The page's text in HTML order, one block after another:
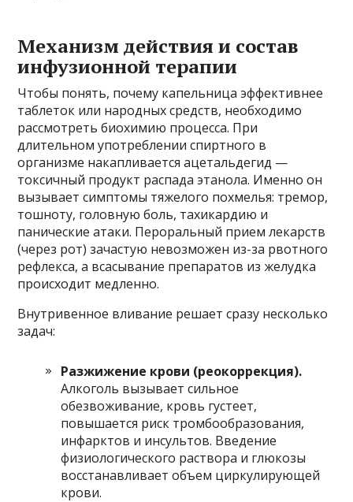
Механизм действия и состав
инфузионной терапии
Чтобы понять, почему капельница эффективнее
таблеток или народных средств, необходимо
рассмотреть биохимию процесса. При
длительном употреблении спиртного в
организме накапливается ацетальдегид —
токсичный продукт распада этанола. Именно он
вызывает симптомы тяжелого похмелья: тремор,
тошноту, головную боль, тахикардию и
панические атаки. Пероральный прием лекарств
(через рот) зачастую невозможен из-за рвотного
рефлекса, а всасывание препаратов из желудка
происходит медленно.
Внутривенное вливание решает сразу несколько
задач:
Разжижение крови (реокоррекция).
Алкоголь вызывает сильное
обезвоживание, кровь густеет,
повышается риск тромбообразования,
инфарктов и инсультов. Введение
физиологического раствора и глюкозы
восстанавливает объем циркулирующей
крови.